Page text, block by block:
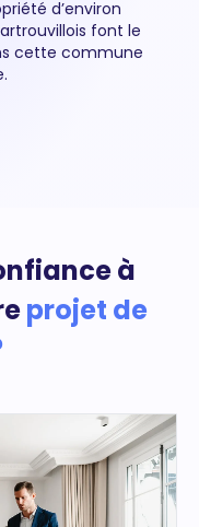
d’environ
font le
cette commune
à
projet de